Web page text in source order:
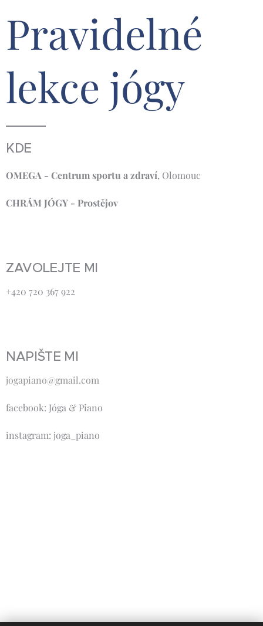
Pravidelné
lekce jógy
KDE
OMEGA - Centrum sportu a zdraví, Olomouc
CHRÁM JÓGY - Prostějov
ZAVOLEJTE MI
+420 720 367 922
NAPIŠTE MI
jogapiano@gmail.com
facebook: Jóga & Piano
instagram: joga_piano